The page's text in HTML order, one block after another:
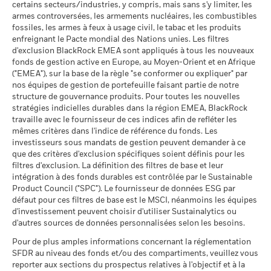
passées.Les performances passées ne sont pas un indicateur
fiable des performances futures. Les marchés pourraient
évoluer très différemment. Ceci peut vous aider à évaluer la
façon dont le fonds a été géré dans le passé
La performance est indiquée sur la base de la Valeur nette
d’inventaire (VNI), avec le revenu brut réinvesti le cas échéant.
Le rendement de votre investissement peut augmenter ou
diminuer en raison des fluctuations des devises si votre
investissement est effectué dans une devise autre que celle
utilisée dans le calcul des performances passées. Source :
Blackrock
de 10% de leurs actifs dans des titres de créance s'élève à
30%.
Publication de la valeur nette d'inventaire:
www.blackrock.com/be, De Tijd,www.fundinfo.com. Pour toute
réclamation concernant ce compartiment, veuillez contacter
BlackRock au 02 402 49 00 ou par e-mail à l’adresse
belux@blackrock.com.Pour votre protection, les appels
téléphoniques sont souvent enregistrés.Vous pouvez
également contacter le Service de médiation des
à l’adresse
http://www.ombudsfin.be
Moyenne pondérée de
l'intensité carbone MSCI
(tonnes de CO2e/M$ de
ventes)
au 17/juil./2026
156,81
% des avoirs à l'égard
desquels des données ESG
MSCI
au 17/juil./2026
93,68
Pointage de qualité ESG
MSCI - centile par rapport aux
au 17/juil./2026
Fonds dans le groupe de
pairs
au 17/juil./2026
5 521
% de couverture MSCI
Intensity
au 17/juil./2026
93,17
Données sur la
participation aux secteurs
d'activité
au 30/juin/2026
99,48%
Pourcentage des avoirs du
fonds à l'égard desquels
des données ne sont pas
disponibles
au 30/juin/2026
0,52%
L'exposition de BlackRock aux secteurs d'activité, telle qu'elle
est indiquée ci-dessus, pour le charbon thermique et les
sables bitumineux, est calculée et déclarée pour les
entreprises qui tirent plus de 5 % de leurs revenus du
charbon thermique ou des sables bitumineux, tel que défini
par MSCI ESG Research. L’exposition aux entreprises qui
génèrent des revenus à partir du charbon thermique ou des
sables bitumineux (à un seuil de revenus de 0 %), telle que
définie par MSCI ESG Research, se répartit comme suit :
Sustainability related disclosure - MTEF-AGG
(de)
Voir tous les documents
certains secteurs/industries, y compris, mais sans s'y limiter, les
armes controversées, les armements nucléaires, les combustibles
fossiles, les armes à feux à usage civil, le tabac et les produits
enfreignant le Pacte mondial des Nations unies. Les filtres
d'exclusion BlackRock EMEA sont appliqués à tous les nouveaux
fonds de gestion active en Europe, au Moyen-Orient et en Afrique
("EMEA"), sur la base de la règle "se conformer ou expliquer" par
nos équipes de gestion de portefeuille faisant partie de notre
structure de gouvernance produits. Pour toutes les nouvelles
stratégies indicielles durables dans la région EMEA, BlackRock
travaille avec le fournisseur de ces indices afin de refléter les
mêmes critères dans l'indice de référence du fonds. Les
investisseurs sous mandats de gestion peuvent demander à ce
que des critères d'exclusion spécifiques soient définis pour les
filtres d'exclusion. La définition des filtres de base et leur
intégration à des fonds durables est contrôlée par le Sustainable
Product Council ("SPC"). Le fournisseur de données ESG par
défaut pour ces filtres de base est le MSCI, néanmoins les équipes
d'investissement peuvent choisir d'utiliser Sustainalytics ou
d'autres sources de données personnalisées selon les besoins.
Pour de plus amples informations concernant la réglementation
SFDR au niveau des fonds et/ou des compartiments, veuillez vous
reporter aux sections du prospectus relatives à l'objectif et à la